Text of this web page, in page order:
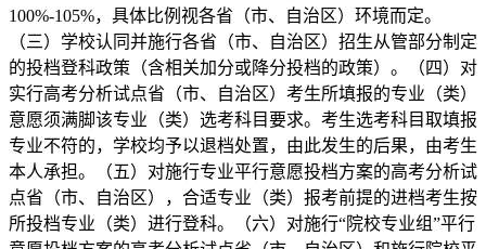
100%-105%，具体比例视各省（市、自治区）环境而定。
（三）学校认同并施行各省（市、自治区）招生从管部分制定
的投档登科政策（含相关加分或降分投档的政策）。（四）对
实行高考分析试点省（市、自治区）考生所填报的专业（类）
意愿须满脚该专业（类）选考科目要求。考生选考科目取填报
专业不符的，学校均予以退档处置，由此发生的后果，由考生
本人承担。（五）对施行专业平行意愿投档方案的高考分析试
点省（市、自治区），合适专业（类）报考前提的进档考生按
所投档专业（类）进行登科。（六）对施行“院校专业组”平行